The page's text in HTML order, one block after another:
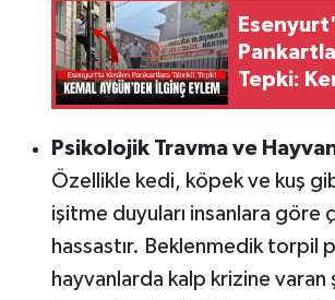
Tepki:
Psikolojik Travma ve
Özellikle kedi, köpek ve kuş
işitme duyuları insanlara göre
hassastır. Beklenmedik torpil
hayvanlarda kalp krizine varan